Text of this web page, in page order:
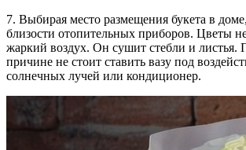
7. Выбирая место размещения букета в
близости отопительных приборов. Цветы
жаркий воздух. Он сушит стебли и листья.
причине не стоит ставить вазу под
солнечных лучей или кондиционер.